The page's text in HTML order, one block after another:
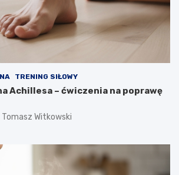
TRENING SIŁOWY
Achillesa – ćwiczenia na poprawę
Tomasz Witkowski